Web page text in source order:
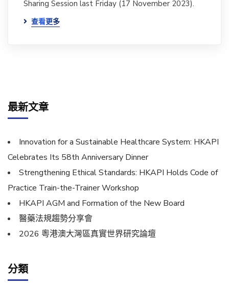
Sharing Session last Friday (17 November 2023).
查看更多
最新文章
Innovation for a Sustainable Healthcare System: HKAPI
Celebrates Its 58th Anniversary Dinner
Strengthening Ethical Standards: HKAPI Holds Code of
Practice Train-the-Trainer Workshop
HKAPI AGM and Formation of the New Board
醫藥法規趨勢分享會
2026 粵港澳大灣區真實世界研究論壇
分類